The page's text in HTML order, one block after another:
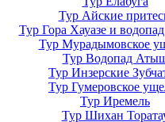
Тур Айские
Тур Гора Хауазе и
Тур Мурадымовское
Тур Водопад
Тур Инзерские
Тур Гумеровское
Тур Иремель
Тур Шихан